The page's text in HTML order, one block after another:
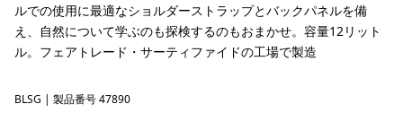
ルでの使用に最適なショルダーストラップとバックパネルを備
え、自然について学ぶのも探検するのもおまかせ。容量12リット
ル。フェアトレード・サーティファイドの工場で製造
Blue Sage
BLSG | 製品番号 47890